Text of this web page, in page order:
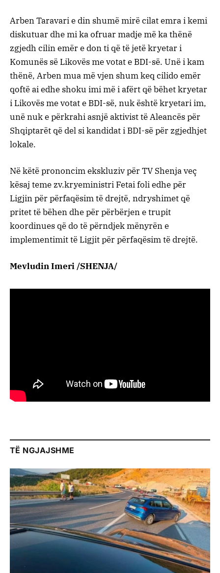
Arben Taravari e din shumë mirë cilat emra i kemi
diskutuar dhe mi ka ofruar madje më ka thënë
zgjedh cilin emër e don ti që të jetë kryetar i
Komunës së Likovës me votat e BDI-së. Unë i kam
thënë, Arben mua më vjen shum keq cilido emër
qoftë ai edhe shoku imi më i afërt që bëhet kryetar
i Likovës me votat e BDI-së, nuk është kryetari im,
unë nuk e përkrahi asnjë aktivist të Aleancës për
Shqiptarët që del si kandidat i BDI-së për zgjedhjet
lokale.
Në këtë prononcim ekskluziv për TV Shenja veç
kësaj teme zv.kryeministri Fetai foli edhe për
Ligjin për përfaqësim të drejtë, ndryshimet që
pritet të bëhen dhe për përbërjen e trupit
koordinues që do të përndjek mënyrën e
implementimit të Ligjit për përfaqësim të drejtë.
Mevludin Imeri /SHENJA/
TË NGJAJSHME